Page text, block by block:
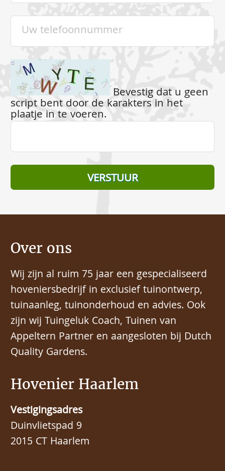
Bevestig dat u geen
script bent door de karakters in het
plaatje in te voeren.
Hovenier Haarlem
Vestigingsadres
Duinvlietspad 9
2015 CT Haarlem
Over ons
Wij zijn al ruim 75 jaar een gespecialiseerd
hoveniersbedrijf in exclusief tuinontwerp,
tuinaanleg, tuinonderhoud en advies. Ook
zijn wij Tuingeluk Coach, Tuinen van
Appeltern Partner en aangesloten bij Dutch
Quality Gardens.